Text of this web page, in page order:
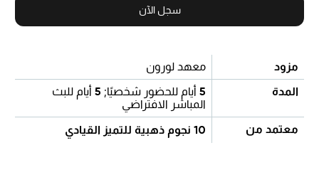
سجل الآن
مزود
معهد لورون
المدة
5 أيام للحضور شخصيًا;
5 أيام للبث
المباشر الافتراضي
معتمد من
10 نجوم ذهبية للتميز القيادي